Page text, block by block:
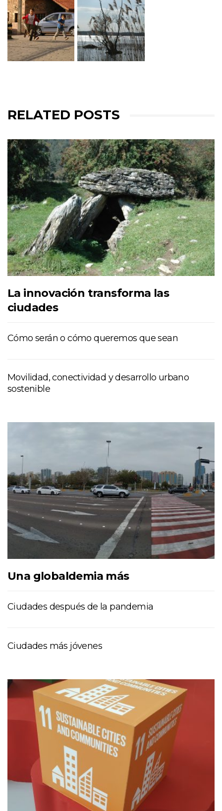
RELATED POSTS
La innovación transforma las
ciudades
Cómo serán o cómo queremos que sean
Movilidad, conectividad y desarrollo urbano
sostenible
Una globaldemia más
Ciudades después de la pandemia
Ciudades más jóvenes